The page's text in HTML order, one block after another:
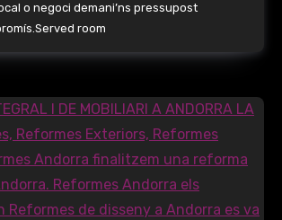
o negoci demani’ns pressupost
room